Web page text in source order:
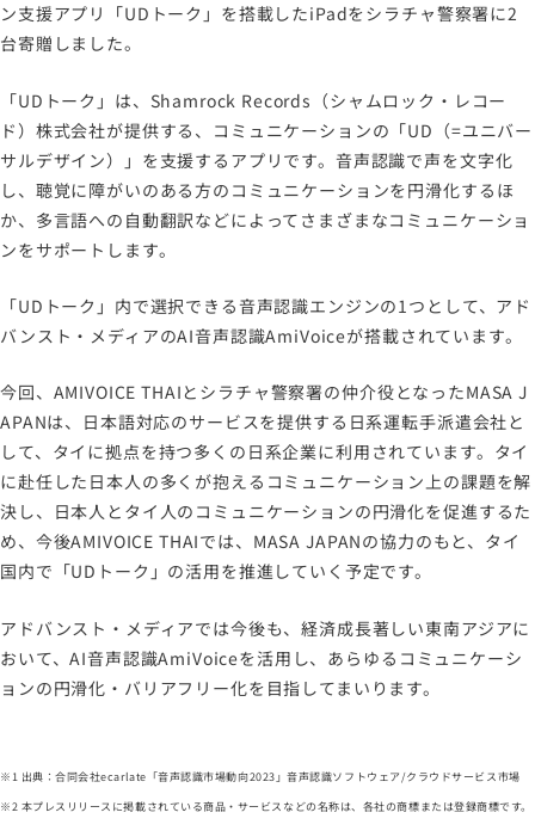
ン支援アプリ「UDトーク」を搭載したiPadをシラチャ警察署に2
台寄贈しました。
「UDトーク」は、Shamrock Records（シャムロック・レコー
ド）株式会社が提供する、コミュニケーションの「UD（=ユニバー
サルデザイン）」を支援するアプリです。音声認識で声を文字化
し、聴覚に障がいのある方のコミュニケーションを円滑化するほ
か、多言語への自動翻訳などによってさまざまなコミュニケーショ
ンをサポートします。
「UDトーク」内で選択できる音声認識エンジンの1つとして、アド
バンスト・メディアのAI音声認識AmiVoiceが搭載されています。
今回、AMIVOICE THAIとシラチャ警察署の仲介役となったMASA J
APANは、日本語対応のサービスを提供する日系運転手派遣会社と
して、タイに拠点を持つ多くの日系企業に利用されています。タイ
に赴任した日本人の多くが抱えるコミュニケーション上の課題を解
決し、日本人とタイ人のコミュニケーションの円滑化を促進するた
め、今後AMIVOICE THAIでは、MASA JAPANの協力のもと、タイ
国内で「UDトーク」の活用を推進していく予定です。
アドバンスト・メディアでは今後も、経済成長著しい東南アジアに
おいて、AI音声認識AmiVoiceを活用し、あらゆるコミュニケーシ
ョンの円滑化・バリアフリー化を目指してまいります。
※1 出典：合同会社ecarlate「音声認識市場動向2023」音声認識ソフトウェア/クラウドサービス市場
※2 本プレスリリースに掲載されている商品・サービスなどの名称は、各社の商標または登録商標です。